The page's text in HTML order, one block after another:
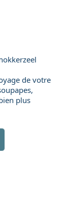
de votre
plus